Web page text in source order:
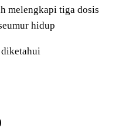
melengkapi tiga dosis
hidup
diketahui